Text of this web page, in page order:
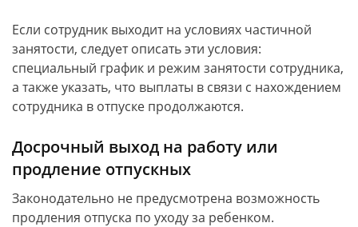
Если сотрудник выходит на условиях частичной
занятости, следует описать эти условия:
специальный график и режим занятости сотрудника,
а также указать, что выплаты в связи с нахождением
сотрудника в отпуске продолжаются.
Досрочный выход на работу или
продление отпускных
Законодательно не предусмотрена возможность
продления отпуска по уходу за ребенком.